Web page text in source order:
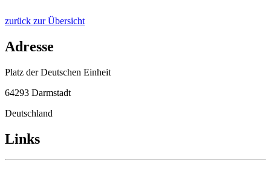
zurück zur Übersicht
Adresse
Platz der Deutschen Einheit
64293 Darmstadt
Deutschland
Links